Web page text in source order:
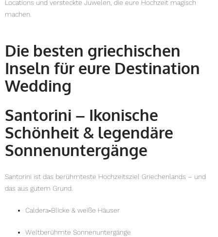
Locations und versteckte Juwelen, die eure Hochzeit magisch
machen.
Die besten griechischen
Inseln für eure Destination
Wedding
Santorini – Ikonische
Schönheit & legendäre
Sonnenuntergänge
Santorini ist das berühmteste Hochzeitsziel Griechenlands – und
das aus gutem Grund.
Caldera‑Blicke & weiße Häuser
Weltberühmte Sonnenuntergänge